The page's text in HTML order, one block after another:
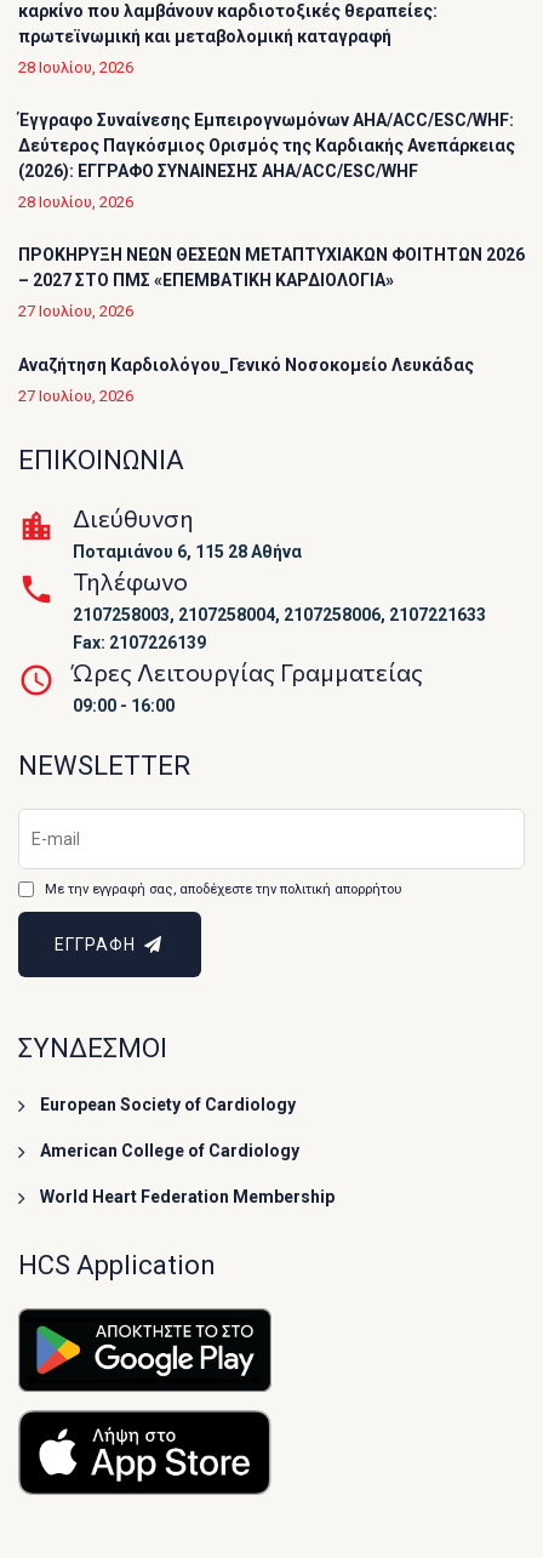
καρκίνο που λαμβάνουν καρδιοτοξικές θεραπείες:
πρωτεϊνωμική και μεταβολομική καταγραφή
28 Ιουλίου, 2026
Έγγραφο Συναίνεσης Εμπειρογνωμόνων AHA/ACC/ESC/WHF:
Δεύτερος Παγκόσμιος Ορισμός της Καρδιακής Ανεπάρκειας
(2026): ΕΓΓΡΑΦΟ ΣΥΝΑΙΝΕΣΗΣ AHA/ACC/ESC/WHF
28 Ιουλίου, 2026
ΠΡΟΚΗΡΥΞΗ ΝΕΩΝ ΘΕΣΕΩΝ ΜΕΤΑΠΤΥΧΙΑΚΩΝ ΦΟΙΤΗΤΩΝ 2026
– 2027 ΣΤΟ ΠΜΣ «ΕΠΕΜΒΑΤΙΚΗ ΚΑΡΔΙΟΛΟΓΙΑ»
27 Ιουλίου, 2026
Αναζήτηση Καρδιολόγου_Γενικό Νοσοκομείο Λευκάδας
27 Ιουλίου, 2026
ΕΠΙΚΟΙΝΩΝΙΑ
Διεύθυνση
Ποταμιάνου 6, 115 28 Αθήνα
Τηλέφωνο
2107258003, 2107258004, 2107258006, 2107221633
Fax: 2107226139
Ώρες Λειτουργίας Γραμματείας
09:00 - 16:00
NEWSLETTER
Με την εγγραφή σας, αποδέχεστε την πολιτική απορρήτου
ΕΓΓΡΑΦΗ
ΣΥΝΔΕΣΜΟΙ
European Society of Cardiology
American College of Cardiology
World Heart Federation Membership
HCS Application